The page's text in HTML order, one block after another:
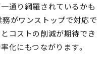
通り網羅されているかも
がワンストップで対応で
コストの削減が期待でき
化にもつながります。